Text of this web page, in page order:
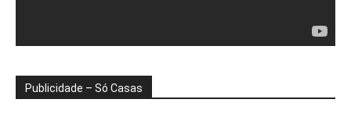
Publicidade – Só Casas